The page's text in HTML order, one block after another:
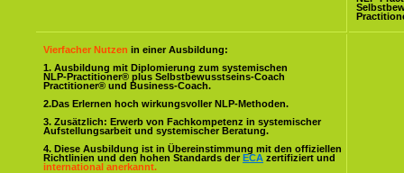
Vierfacher Nutzen in einer Ausbildung:
1. Ausbildung mit Diplomierung zum systemischen
NLP-Practitioner® plus Selbstbewusstseins-Coach
Practitioner® und Business-Coach.
2.Das Erlernen hoch wirkungsvoller NLP-Methoden.
3. Zusätzlich: Erwerb von Fachkompetenz in systemischer
Aufstellungsarbeit und systemischer Beratung.
4. Diese Ausbildung ist in Übereinstimmung mit den offiziellen
Richtlinien und den hohen Standards der ECA zertifiziert und
international anerkannt.